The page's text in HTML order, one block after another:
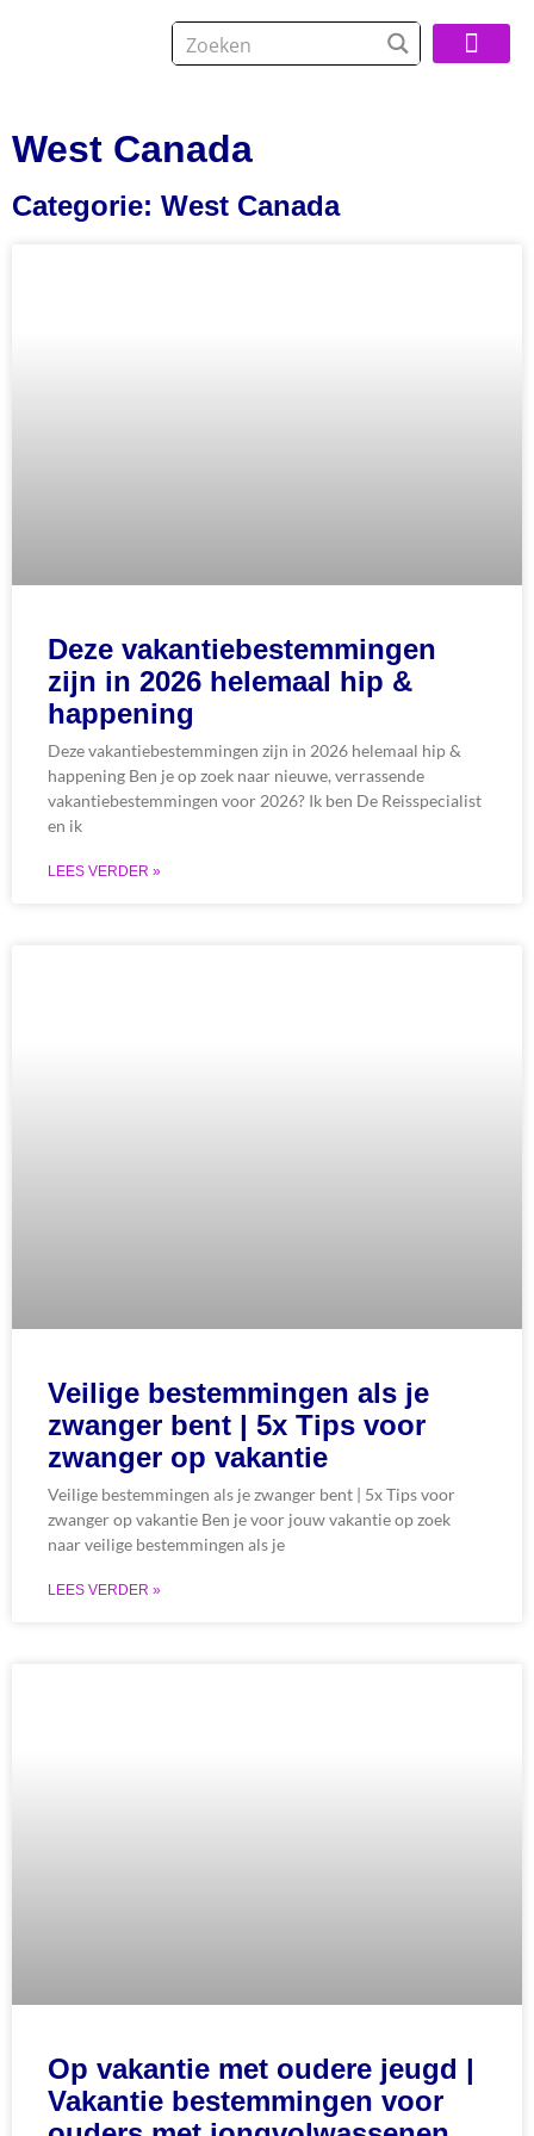
West Canada
Categorie: West Canada
Deze vakantiebestemmingen
zijn in 2026 helemaal hip &
happening
Deze vakantiebestemmingen zijn in 2026 helemaal hip &
happening Ben je op zoek naar nieuwe, verrassende
vakantiebestemmingen voor 2026? Ik ben De Reisspecialist
en ik
LEES VERDER »
Veilige bestemmingen als je
zwanger bent | 5x Tips voor
zwanger op vakantie
Veilige bestemmingen als je zwanger bent | 5x Tips voor
zwanger op vakantie Ben je voor jouw vakantie op zoek
naar veilige bestemmingen als je
LEES VERDER »
Op vakantie met oudere jeugd |
Vakantie bestemmingen voor